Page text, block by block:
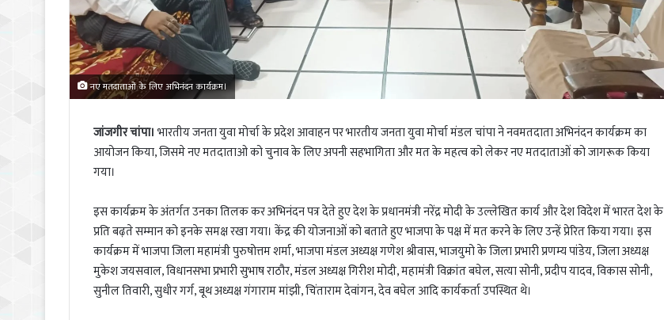
नए मतदाताओं के लिए अभिनंदन कार्यक्रम।
जांजगीर चांपा। भारतीय जनता युवा मोर्चा के प्रदेश आवाहन पर भारतीय जनता युवा मोर्चा मंडल चांपा ने नवमतदाता अभिनंदन कार्यक्रम का
आयोजन किया, जिसमे नए मतदाताओ को चुनाव के लिए अपनी सहभागिता और मत के महत्व को लेकर नए मतदाताओं को जागरूक किया
गया।
इस कार्यक्रम के अंतर्गत उनका तिलक कर अभिनंदन पत्र देते हुए देश के प्रधानमंत्री नरेंद्र मोदी के उल्लेखित कार्य और देश विदेश में भारत देश के
प्रति बढ़ते सम्मान को इनके समक्ष रखा गया। केंद्र की योजनाओं को बताते हुए भाजपा के पक्ष में मत करने के लिए उन्हें प्रेरित किया गया। इस
कार्यक्रम में भाजपा जिला महामंत्री पुरुषोत्तम शर्मा, भाजपा मंडल अध्यक्ष गणेश श्रीवास, भाजयुमो के जिला प्रभारी प्रणम्य पांडेय, जिला अध्यक्ष
मुकेश जयसवाल, विधानसभा प्रभारी सुभाष राठौर, मंडल अध्यक्ष गिरीश मोदी, महामंत्री विक्रांत बघेल, सत्या सोनी, प्रदीप यादव, विकास सोनी,
सुनील तिवारी, सुधीर गर्ग, बूथ अध्यक्ष गंगाराम मांझी, चिंताराम देवांगन, देव बघेल आदि कार्यकर्ता उपस्थित थे।